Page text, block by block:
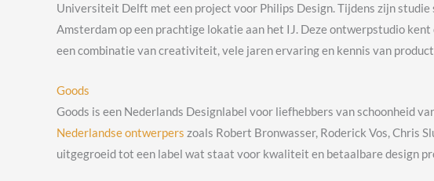
Universiteit Delft met een project voor Philips Design. Tijdens zijn
Amsterdam op een prachtige lokatie aan het IJ. Deze ontwerpstudio
een combinatie van creativiteit, vele jaren ervaring en kennis van
Goods
Goods is een Nederlands Designlabel voor liefhebbers van schoonheid
Nederlandse ontwerpers zoals Robert Bronwasser, Roderick Vos, Chris
uitgegroeid tot een label wat staat voor kwaliteit en betaalbare design